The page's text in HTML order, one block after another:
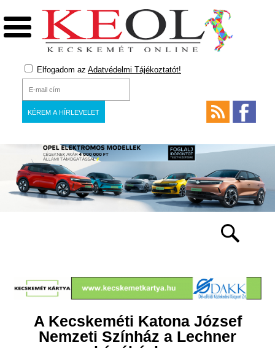
Elfogadom az Adatvédelmi Tájékoztatót!
A Kecskeméti Katona József
Nemzeti Színház a Lechner